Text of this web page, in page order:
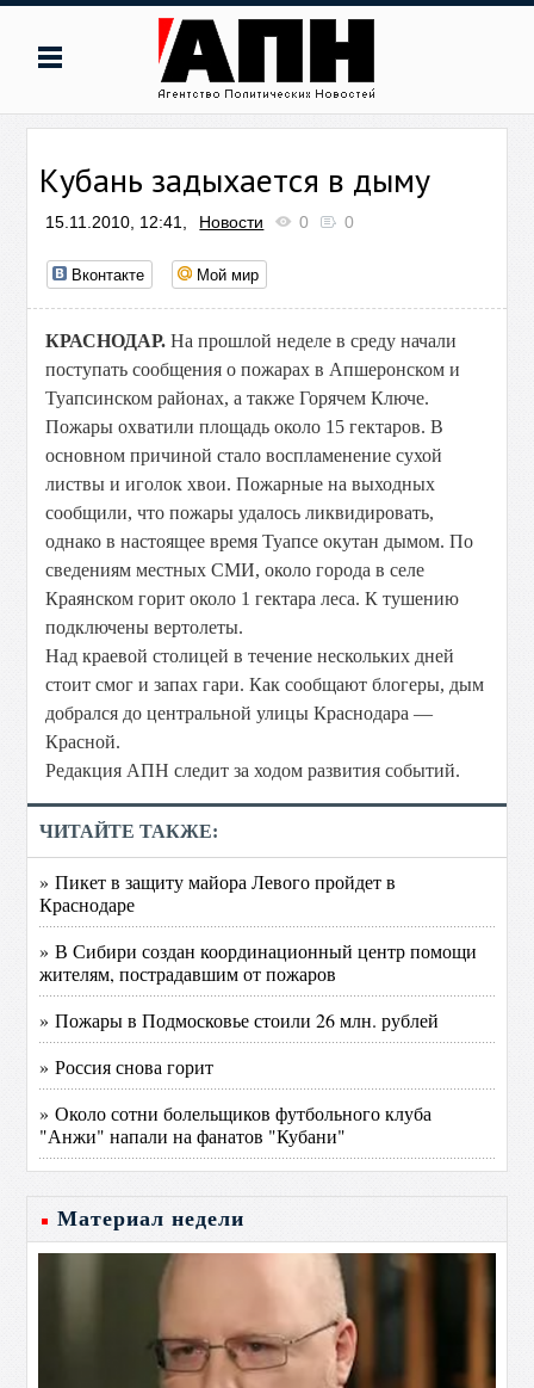
Кубань задыхается в дыму
15.11.2010, 12:41, Новости 0 0
Вконтакте Мой мир
КРАСНОДАР. На прошлой неделе в среду начали
поступать сообщения о пожарах в Апшеронском и
Туапсинском районах, а также Горячем Ключе.
Пожары охватили площадь около 15 гектаров. В
основном причиной стало воспламенение сухой
листвы и иголок хвои. Пожарные на выходных
сообщили, что пожары удалось ликвидировать,
однако в настоящее время Туапсе окутан дымом. По
сведениям местных СМИ, около города в селе
Краянском горит около 1 гектара леса. К тушению
подключены вертолеты.
Над краевой столицей в течение нескольких дней
стоит смог и запах гари. Как сообщают блогеры, дым
добрался до центральной улицы Краснодара —
Красной.
Редакция АПН следит за ходом развития событий.
ЧИТАЙТЕ ТАКЖЕ:
» Пикет в защиту майора Левого пройдет в
Краснодаре
» В Сибири создан координационный центр помощи
жителям, пострадавшим от пожаров
» Пожары в Подмосковье стоили 26 млн. рублей
» Россия снова горит
» Около сотни болельщиков футбольного клуба
"Анжи" напали на фанатов "Кубани"
Материал недели